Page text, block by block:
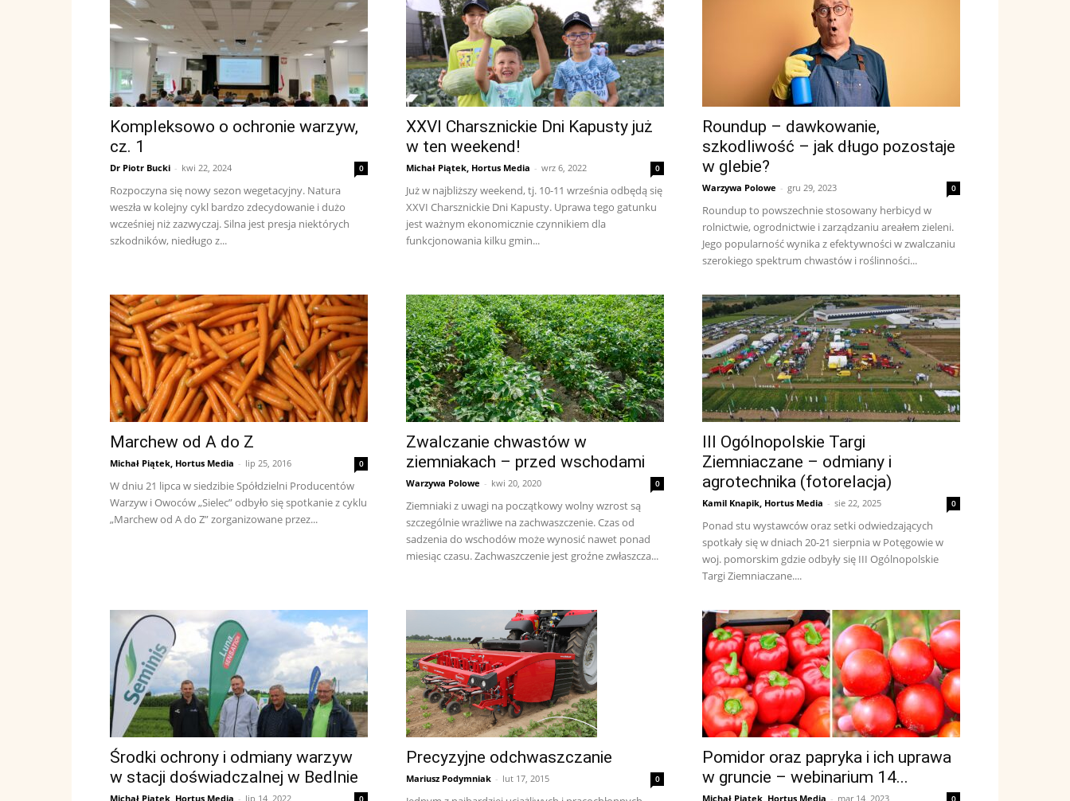
Kompleksowo o ochronie warzyw,
cz. 1
Dr Piotr Bucki - kwi 22, 2024 0
Rozpoczyna się nowy sezon wegetacyjny. Natura
weszła w kolejny cykl bardzo zdecydowanie i dużo
wcześniej niż zazwyczaj. Silna jest presja niektórych
szkodników, niedługo z...
XXVI Charsznickie Dni Kapusty już
w ten weekend!
Michał Piątek, Hortus Media - wrz 6, 2022 0
Już w najbliższy weekend, tj. 10-11 września odbędą się
XXVI Charsznickie Dni Kapusty. Uprawa tego gatunku
jest ważnym ekonomicznie czynnikiem dla
funkcjonowania kilku gmin...
Roundup – dawkowanie,
szkodliwość – jak długo pozostaje
w glebie?
Warzywa Polowe - gru 29, 2023 0
Roundup to powszechnie stosowany herbicyd w
rolnictwie, ogrodnictwie i zarządzaniu areałem zieleni.
Jego popularność wynika z efektywności w zwalczaniu
szerokiego spektrum chwastów i roślinności...
Marchew od A do Z
Michał Piątek, Hortus Media - lip 25, 2016 0
W dniu 21 lipca w siedzibie Spółdzielni Producentów
Warzyw i Owoców „Sielec” odbyło się spotkanie z cyklu
„Marchew od A do Z” zorganizowane przez...
Zwalczanie chwastów w
ziemniakach – przed wschodami
Warzywa Polowe - kwi 20, 2020 0
Ziemniaki z uwagi na początkowy wolny wzrost są
szczególnie wrażliwe na zachwaszczenie. Czas od
sadzenia do wschodów może wynosić nawet ponad
miesiąc czasu. Zachwaszczenie jest groźne zwłaszcza...
III Ogólnopolskie Targi
Ziemniaczane – odmiany i
agrotechnika (fotorelacja)
Kamil Knapik, Hortus Media - sie 22, 2025 0
Ponad stu wystawców oraz setki odwiedzających
spotkały się w dniach 20-21 sierpnia w Potęgowie w
woj. pomorskim gdzie odbyły się III Ogólnopolskie
Targi Ziemniaczane....
Środki ochrony i odmiany warzyw
w stacji doświadczalnej w Bedlnie
Michał Piątek, Hortus Media - lip 14, 2022 0
Precyzyjne odchwaszczanie
Mariusz Podymniak - lut 17, 2015 0
Pomidor oraz papryka i ich uprawa
w gruncie – webinarium 14...
Michał Piątek, Hortus Media - mar 14, 2023 0